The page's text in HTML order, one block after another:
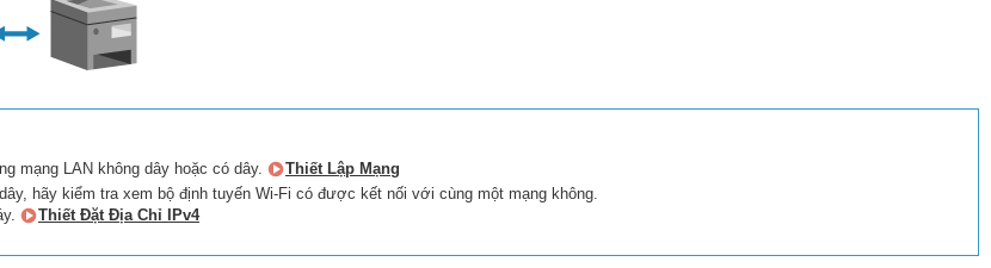
mạng LAN không dây hoặc có dây.
Thiết Lập Mạng
hãy kiểm tra xem bộ định tuyến Wi-Fi có được kết nối với cùng một mạng không.
Thiết Đặt Địa Chỉ IPv4